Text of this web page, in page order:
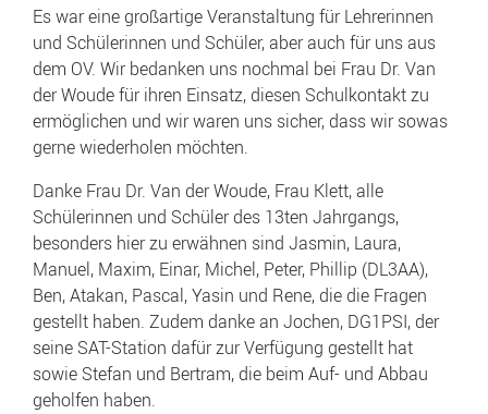
Es war eine großartige Veranstaltung für Lehrerinnen
und Schülerinnen und Schüler, aber auch für uns aus
dem OV. Wir bedanken uns nochmal bei Frau Dr. Van
der Woude für ihren Einsatz, diesen Schulkontakt zu
ermöglichen und wir waren uns sicher, dass wir sowas
gerne wiederholen möchten.
Danke Frau Dr. Van der Woude, Frau Klett, alle
Schülerinnen und Schüler des 13ten Jahrgangs,
besonders hier zu erwähnen sind Jasmin, Laura,
Manuel, Maxim, Einar, Michel, Peter, Phillip (DL3AA),
Ben, Atakan, Pascal, Yasin und Rene, die die Fragen
gestellt haben. Zudem danke an Jochen, DG1PSI, der
seine SAT-Station dafür zur Verfügung gestellt hat
sowie Stefan und Bertram, die beim Auf- und Abbau
geholfen haben.